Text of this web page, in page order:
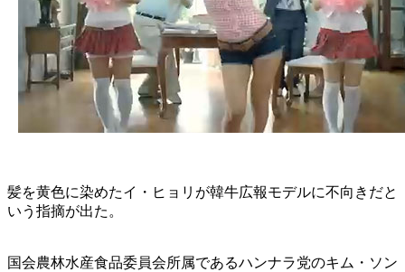
髪を黄色に染めたイ・ヒョリが韓牛広報モデルに不向きだと
いう指摘が出た。
国会農林水産食品委員会所属であるハンナラ党のキム・ソン